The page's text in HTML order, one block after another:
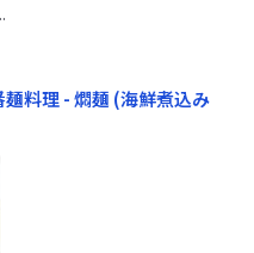
料理 - 燜麺 (海鮮煮込み